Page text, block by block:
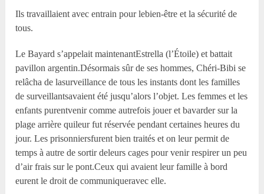
Ils travaillaient avec entrain pour lebien-être et la sécurité de
tous.
Le Bayard s’appelait maintenantEstrella (l’Étoile) et battait
pavillon argentin.Désormais sûr de ses hommes, Chéri-Bibi se
relâcha de lasurveillance de tous les instants dont les familles
de surveillantsavaient été jusqu’alors l’objet. Les femmes et les
enfants purentvenir comme autrefois jouer et bavarder sur la
plage arrière quileur fut réservée pendant certaines heures du
jour. Les prisonniersfurent bien traités et on leur permit de
temps à autre de sortir deleurs cages pour venir respirer un peu
d’air frais sur le pont.Ceux qui avaient leur famille à bord
eurent le droit de communiqueravec elle.